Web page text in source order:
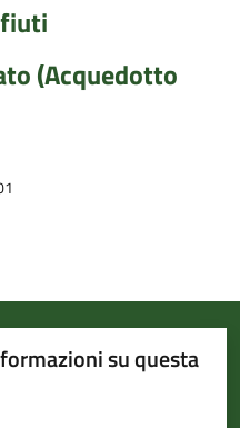
(Acquedotto
su questa